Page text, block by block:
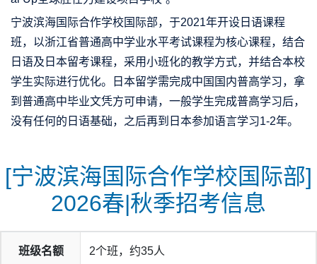
宁波滨海国际合作学校国际部，于2021年开设日语课程
班，以浙江省普通高中学业水平考试课程为核心课程，结合
日语及日本留考课程，采用小班化的教学方式，并结合本校
学生实际进行优化。日本留学需完成中国国内普高学习，拿
到普通高中毕业文凭方可申请，一般学生完成普高学习后，
没有任何的日语基础，之后再到日本参加语言学习1-2年。
[宁波滨海国际合作学校国际部]
2026春|秋季招考信息
班级名额 2个班，约35人